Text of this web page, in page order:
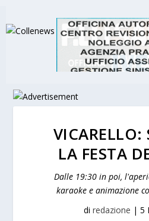
VICARELLO:
LA FESTA
Dalle 19:30 in poi,
karaoke e animazione
di redazione | 5